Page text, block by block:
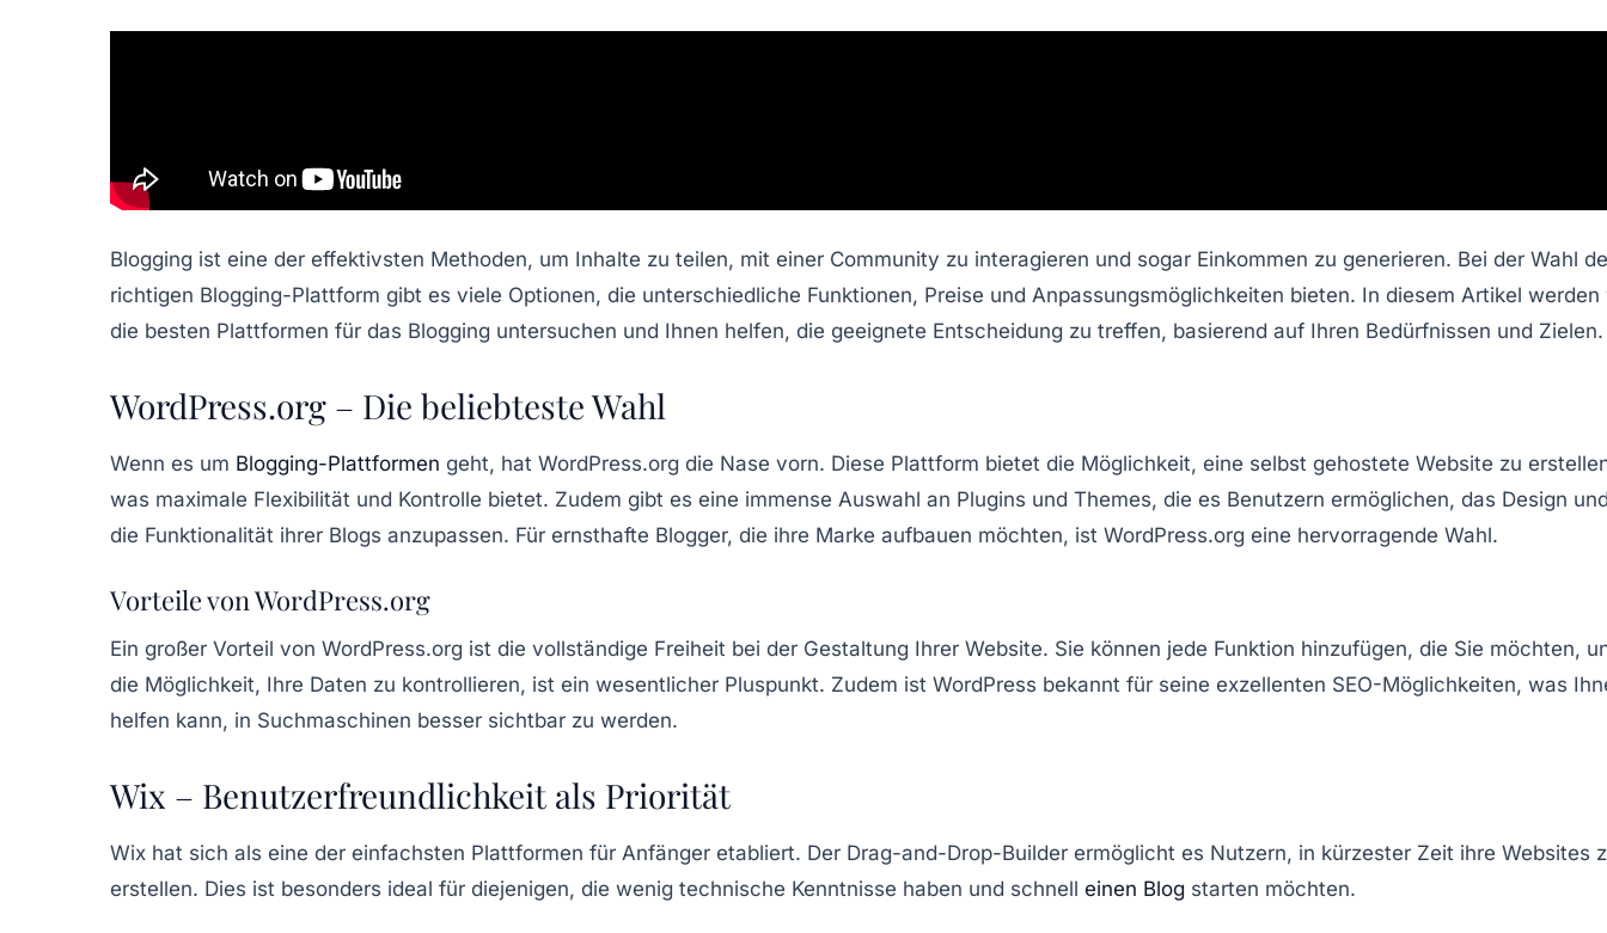
Blogging ist eine der effektivsten Methoden, um Inhalte zu teilen, mit einer Community zu interagieren und sogar Einkommen zu generieren. Bei der Wahl
richtigen Blogging-Plattform gibt es viele Optionen, die unterschiedliche Funktionen, Preise und Anpassungsmöglichkeiten bieten. In diesem Artikel werden
die besten Plattformen für das Blogging untersuchen und Ihnen helfen, die geeignete Entscheidung zu treffen, basierend auf Ihren Bedürfnissen und Zielen.
WordPress.org – Die beliebteste Wahl
Wenn es um Blogging-Plattformen geht, hat WordPress.org die Nase vorn. Diese Plattform bietet die Möglichkeit, eine selbst gehostete Website zu
was maximale Flexibilität und Kontrolle bietet. Zudem gibt es eine immense Auswahl an Plugins und Themes, die es Benutzern ermöglichen, das Design
die Funktionalität ihrer Blogs anzupassen. Für ernsthafte Blogger, die ihre Marke aufbauen möchten, ist WordPress.org eine hervorragende Wahl.
Vorteile von WordPress.org
Ein großer Vorteil von WordPress.org ist die vollständige Freiheit bei der Gestaltung Ihrer Website. Sie können jede Funktion hinzufügen, die Sie möchten,
die Möglichkeit, Ihre Daten zu kontrollieren, ist ein wesentlicher Pluspunkt. Zudem ist WordPress bekannt für seine exzellenten SEO-Möglichkeiten, was
helfen kann, in Suchmaschinen besser sichtbar zu werden.
Wix – Benutzerfreundlichkeit als Priorität
Wix hat sich als eine der einfachsten Plattformen für Anfänger etabliert. Der Drag-and-Drop-Builder ermöglicht es Nutzern, in kürzester Zeit ihre Websites
erstellen. Dies ist besonders ideal für diejenigen, die wenig technische Kenntnisse haben und schnell einen Blog starten möchten.